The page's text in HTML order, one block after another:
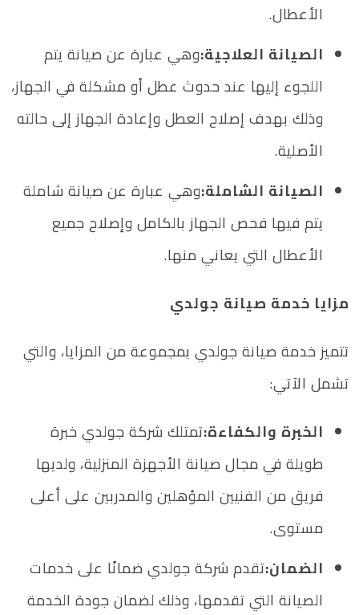
الأعطال.
الصيانة العلاجية:وهي عبارة عن صيانة يتم
اللجوء إليها عند حدوث عطل أو مشكلة في الجهاز،
وذلك بهدف إصلاح العطل وإعادة الجهاز إلى حالته
الأصلية.
الصيانة الشاملة:وهي عبارة عن صيانة شاملة
يتم فيها فحص الجهاز بالكامل وإصلاح جميع
الأعطال التي يعاني منها.
مزايا خدمة صيانة جولدي
تتميز خدمة صيانة جولدي بمجموعة من المزايا، والتي
تشمل الآتي:
الخبرة والكفاءة:تمتلك شركة جولدي خبرة
طويلة في مجال صيانة الأجهزة المنزلية، ولديها
فريق من الفنيين المؤهلين والمدربين على أعلى
مستوى.
الضمان:تقدم شركة جولدي ضمانًا على خدمات
الصيانة التي تقدمها، وذلك لضمان جودة الخدمة